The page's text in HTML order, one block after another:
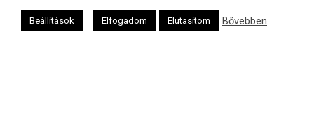
Beállítások Elfogadom Elutasítom Bővebben